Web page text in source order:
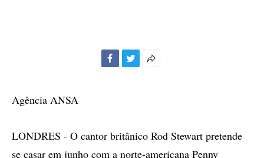
Agência ANSA
LONDRES - O cantor britânico Rod Stewart pretende
se casar em junho com a norte-americana Penny